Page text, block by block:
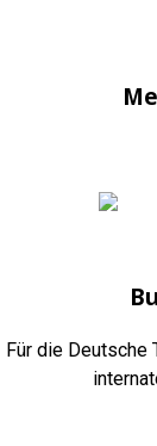
Für die Deutsche